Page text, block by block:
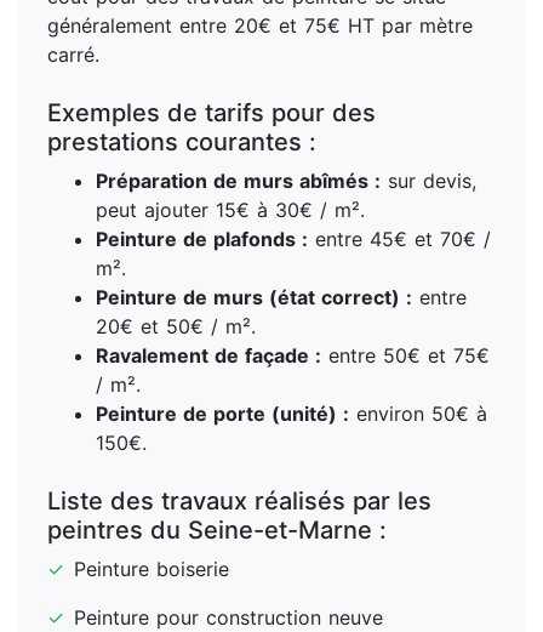
généralement entre 20€ et 75€ HT par mètre
carré.
Exemples de tarifs pour des
prestations courantes :
Préparation de murs abîmés : sur devis,
peut ajouter 15€ à 30€ / m².
Peinture de plafonds : entre 45€ et 70€ /
m².
Peinture de murs (état correct) : entre
20€ et 50€ / m².
Ravalement de façade : entre 50€ et 75€
/ m².
Peinture de porte (unité) : environ 50€ à
150€.
Liste des travaux réalisés par les
peintres du Seine-et-Marne :
✓ Peinture boiserie
✓ Peinture pour construction neuve